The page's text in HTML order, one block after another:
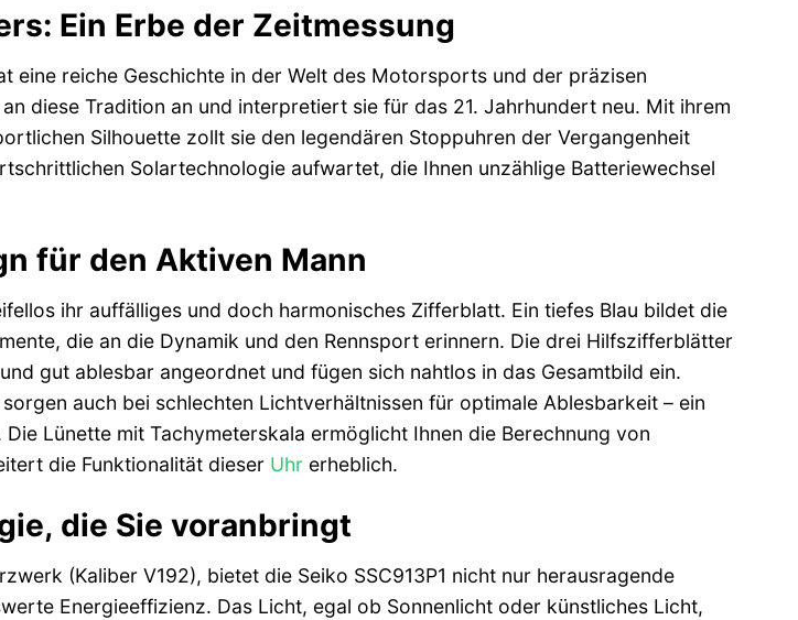
Ein Erbe der Zeitmessung
eine reiche Geschichte in der Welt des Motorsports und der präzisen
diese Tradition an und interpretiert sie für das 21. Jahrhundert neu. Mit ihrem
Silhouette zollt sie den legendären Stoppuhren der Vergangenheit
Solartechnologie aufwartet, die Ihnen unzählige Batteriewechsel
für den Aktiven Mann
ihr auffälliges und doch harmonisches Zifferblatt. Ein tiefes Blau bildet die
die an die Dynamik und den Rennsport erinnern. Die drei Hilfszifferblätter
gut ablesbar angeordnet und fügen sich nahtlos in das Gesamtbild ein.
auch bei schlechten Lichtverhältnissen für optimale Ablesbarkeit – ein
Lünette mit Tachymeterskala ermöglicht Ihnen die Berechnung von
die Funktionalität dieser Uhrerheblich.
die Sie voranbringt
(Kaliber V192), bietet die Seiko SSC913P1 nicht nur herausragende
Energieeffizienz. Das Licht, egal ob Sonnenlicht oder künstliches Licht,